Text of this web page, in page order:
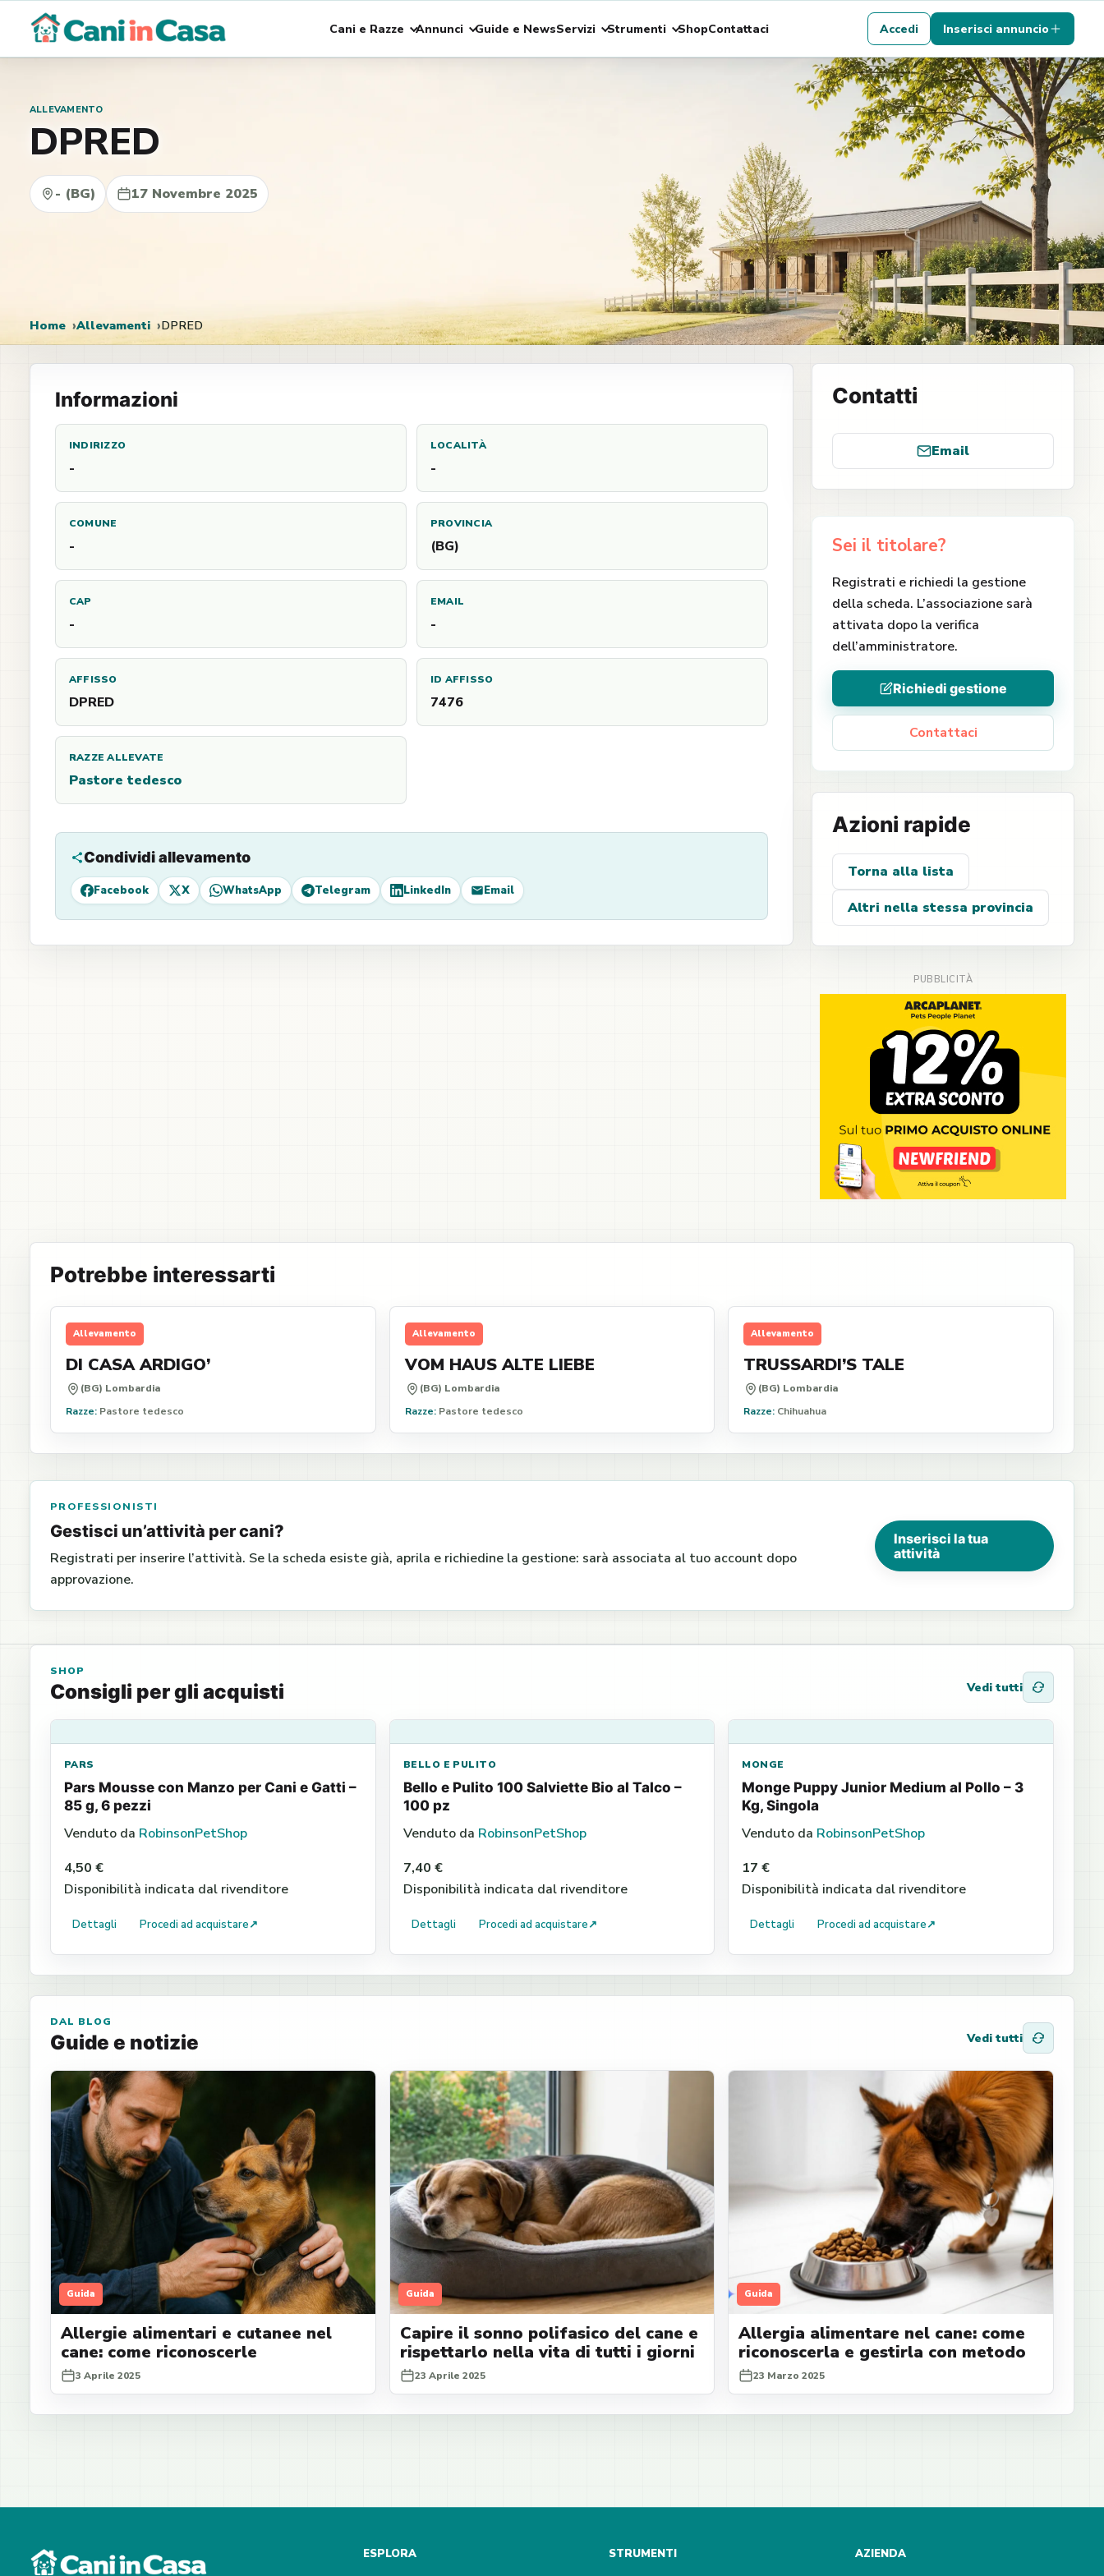
contenuto
Cani e Razze Annunci Guide e NewsServizi Strumenti ShopContattaci Accedi Inserisci annuncio
ALLEVAMENTO
DPRED
- (BG) 17 Novembre 2025
Home Allevamenti DPRED
Informazioni
INDIRIZZO
-
LOCALITÀ
-
COMUNE
-
PROVINCIA
(BG)
CAP
-
EMAIL
-
AFFISSO
DPRED
ID AFFISSO
7476
RAZZE ALLEVATE
Pastore tedesco
Condividi allevamento
Facebook X WhatsApp Telegram LinkedIn Email
Contatti
Email
Sei il titolare?
Registrati e richiedi la gestione
della scheda. L’associazione sarà
attivata dopo la verifica
dell’amministratore.
Richiedi gestione
Contattaci
Azioni rapide
Torna alla lista
Altri nella stessa provincia
Potrebbe interessarti
Allevamento
DI CASA ARDIGO’
(BG) Lombardia
Razze: Pastore tedesco
Allevamento
VOM HAUS ALTE LIEBE
(BG) Lombardia
Razze:Pastore tedesco
Allevamento
TRUSSARDI’S TALE
(BG) Lombardia
Razze: Chihuahua
PROFESSIONISTI
Gestisci un’attività per cani?
Registrati per inserire l’attività. Se la scheda esiste già, aprila e richiedine la gestione: sarà associata al tuo account dopo
approvazione.
Inserisci la tua
attività
SHOP
Consigli per gli acquisti Vedi tutti
PARS
Pars Mousse con Manzo per Cani e Gatti –
85 g, 6 pezzi
Venduto da RobinsonPetShop
4,50 €
Disponibilità indicata dal rivenditore
Dettagli Procedi ad acquistare↗
BELLO E PULITO
Bello e Pulito 100 Salviette Bio al Talco –
100 pz
Venduto da RobinsonPetShop
7,40 €
Disponibilità indicata dal rivenditore
Dettagli Procedi ad acquistare↗
MONGE
Monge Puppy Junior Medium al Pollo – 3
Kg, Singola
Venduto da RobinsonPetShop
17 €
Disponibilità indicata dal rivenditore
Dettagli Procedi ad acquistare↗
DAL BLOG
Guide e notizie Vedi tutti
Guida
Allergie alimentari e cutanee nel
cane: come riconoscerle
3 Aprile 2025
Guida
Capire il sonno polifasico del cane e
rispettarlo nella vita di tutti i giorni
23 Aprile 2025
Guida
Allergia alimentare nel cane: come
riconoscerla e gestirla con metodo
23 Marzo 2025
ESPLORA STRUMENTI AZIENDA